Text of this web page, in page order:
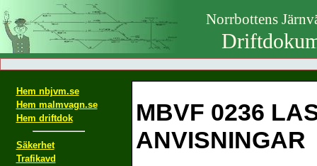
Norrbottens
Hem nbjvm.se
Hem malmvagn.se
Hem driftdok
Säkerhet
Trafikavd
MBVF 0236
ANVISNINGAR